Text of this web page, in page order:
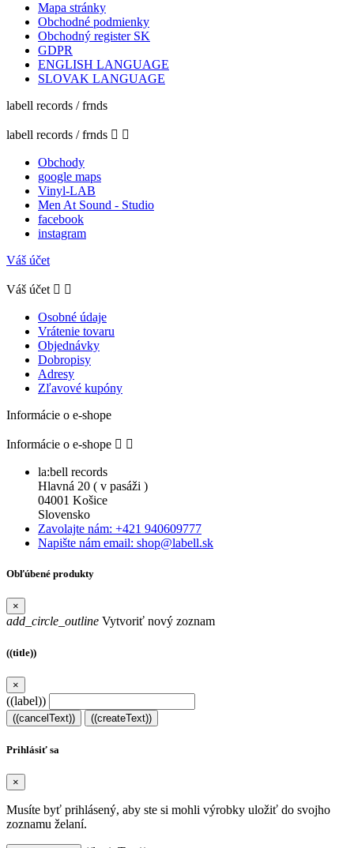
Mapa stránky
Obchodné podmienky
Obchodný register SK
GDPR
ENGLISH LANGUAGE
SLOVAK LANGUAGE
labell records / frnds
labell records / frnds  
Obchody
google maps
Vinyl-LAB
Men At Sound - Studio
facebook
instagram
Váš účet
Váš účet  
Osobné údaje
Vrátenie tovaru
Objednávky
Dobropisy
Adresy
Zľavové kupóny
Informácie o e-shope
Informácie o e-shope  
la:bell records
Hlavná 20 ( v pasáži )
04001 Košice
Slovensko
Zavolajte nám: +421 940609777
Napište nám email: shop@labell.sk
Obľúbené produkty
×
add_circle_outline Vytvoriť nový zoznam
((title))
×
((label))
((cancelText)) ((createText))
Prihlásiť sa
×
Musíte byť prihlásený, aby ste si mohli výrobky uložiť do svojho
zoznamu želaní.